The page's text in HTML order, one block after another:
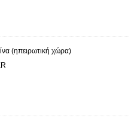
(ηπειρωτική χώρα)